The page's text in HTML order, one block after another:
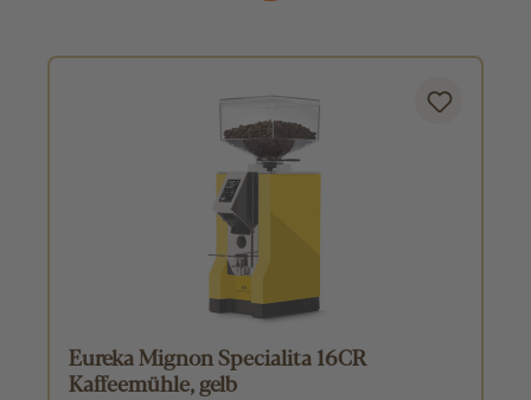
Eureka Mignon Specialita 16CR
Kaffeemühle, gelb